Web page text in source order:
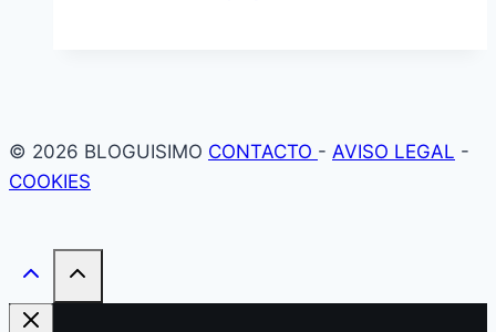
© 2026 BLOGUISIMO CONTACTO - AVISO LEGAL -
COOKIES